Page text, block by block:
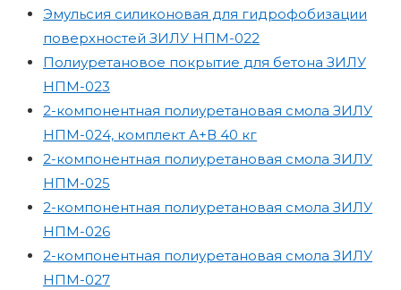
Эмульсия силиконовая для гидрофобизации
поверхностей ЗИЛУ НПМ-022
Полиуретановое покрытие для бетона ЗИЛУ
НПМ-023
2-компонентная полиуретановая смола ЗИЛУ
НПМ-024, комплект А+В 40 кг
2-компонентная полиуретановая смола ЗИЛУ
НПМ-025
2-компонентная полиуретановая смола ЗИЛУ
НПМ-026
2-компонентная полиуретановая смола ЗИЛУ
НПМ-027